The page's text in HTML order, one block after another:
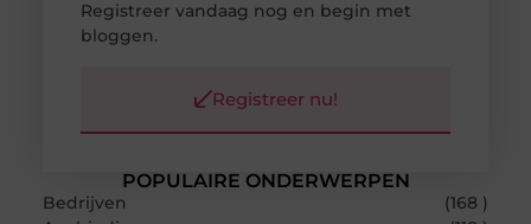
POPULAIRE ONDERWERPEN
Bedrijven
(168 )
Registreer vandaag nog en begin met
bloggen.
Registreer nu!